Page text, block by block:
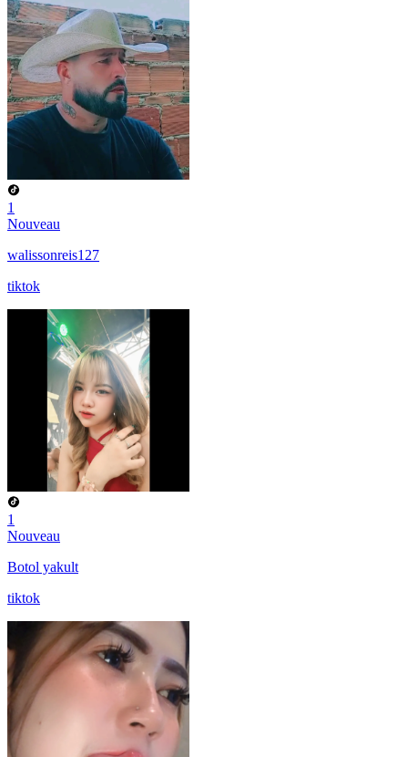
1
Nouveau
walissonreis127
tiktok
1
Nouveau
Botol yakult
tiktok